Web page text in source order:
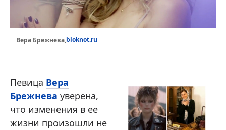
Вера Брежнева,bloknot.ru
Певица Вера
Брежнева уверена,
что изменения в ее
жизни произошли не